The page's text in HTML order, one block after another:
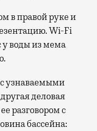
в правой руке и
Wi-Fi
у воды из мема
узнаваемыми
деловая
разговором с
бассейна: